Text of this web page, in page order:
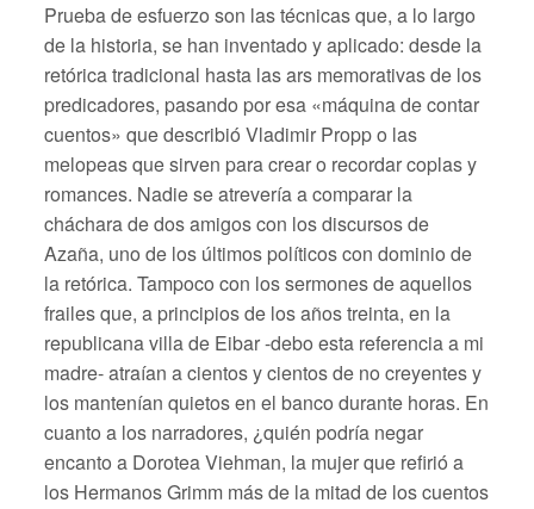
Prueba de esfuerzo son las técnicas que, a lo largo
de la historia, se han inventado y aplicado: desde la
retórica tradicional hasta las ars memorativas de los
predicadores, pasando por esa «máquina de contar
cuentos» que describió Vladimir Propp o las
melopeas que sirven para crear o recordar coplas y
romances. Nadie se atrevería a comparar la
cháchara de dos amigos con los discursos de
Azaña, uno de los últimos políticos con dominio de
la retórica. Tampoco con los sermones de aquellos
frailes que, a principios de los años treinta, en la
republicana villa de Eibar -debo esta referencia a mi
madre- atraían a cientos y cientos de no creyentes y
los mantenían quietos en el banco durante horas. En
cuanto a los narradores, ¿quién podría negar
encanto a Dorotea Viehman, la mujer que refirió a
los Hermanos Grimm más de la mitad de los cuentos